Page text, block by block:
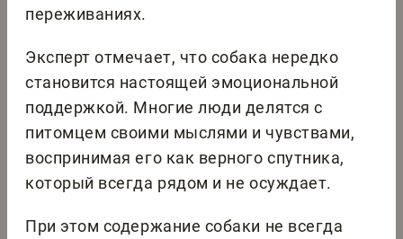
переживаниях.
Эксперт отмечает, что собака нередко
становится настоящей эмоциональной
поддержкой. Многие люди делятся с
питомцем своими мыслями и чувствами,
воспринимая его как верного спутника,
который всегда рядом и не осуждает.
При этом содержание собаки не всегда